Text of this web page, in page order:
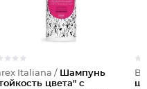
Italiana / Шампунь
цвета" с